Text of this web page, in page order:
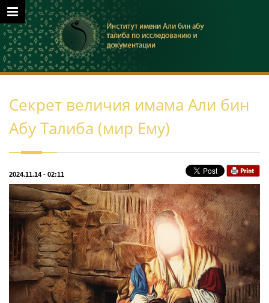
Секрет величия имама Али бин
Абу Талиба (мир Ему)
2024.11.14 - 02:11